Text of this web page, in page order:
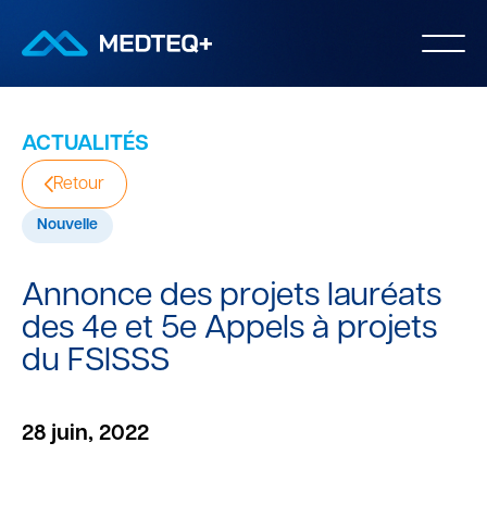
ACTUALITÉS
Retour
Nouvelle
Annonce des projets lauréats
des 4e et 5e Appels à projets
du FSISSS
28 juin, 2022